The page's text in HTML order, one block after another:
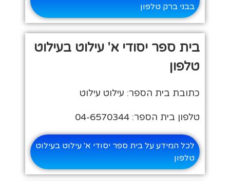
בבני ברק טלפון
בית ספר יסודי א' עילוט בעילוט
טלפון
כתובת בית הספר: עילוט עילוט
טלפון בית הספר: 04-6570344
לכל המידע על בית ספר יסודי א' עילוט בעילוט
טלפון